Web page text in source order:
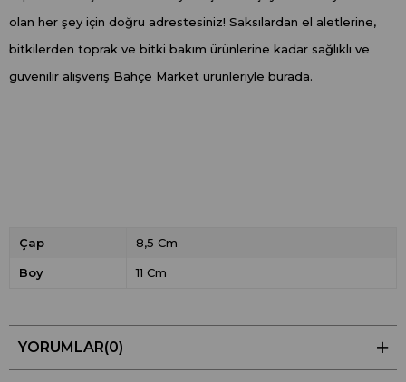
olan her şey için doğru adrestesiniz! Saksılardan el aletlerine,
bitkilerden toprak ve bitki bakım ürünlerine kadar sağlıklı ve
güvenilir alışveriş Bahçe Market ürünleriyle burada.
Çap 8,5 Cm
Boy 11 Cm
YORUMLAR(0)